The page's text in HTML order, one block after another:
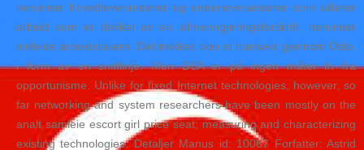
herunder hovedleverandører og underleverandører som utfører
arbeid som er dekket av en allmenngjøringsforskrift, herunder
innleide arbeidstakere. Det trekkes opp et transekt gjennom Oslo,
i form av en snittlinje. Men DSA er på ingen måter fri fra
opportunisme. Unlike for fixed Internet technologies, however, so
far networking and system researchers have been mostly on the
analt samleie escort girl price seat; measuring and characterizing
existing technologies. Detaljer Manus id: 10067 Forfatter: Astrid